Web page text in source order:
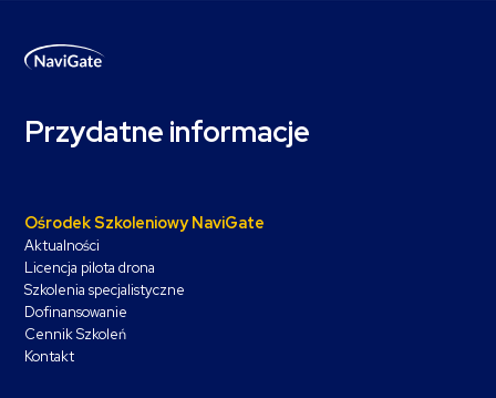
Przydatne informacje
Ośrodek Szkoleniowy NaviGate
Aktualności
Licencja pilota drona
Szkolenia specjalistyczne
Dofinansowanie
Cennik Szkoleń
Kontakt